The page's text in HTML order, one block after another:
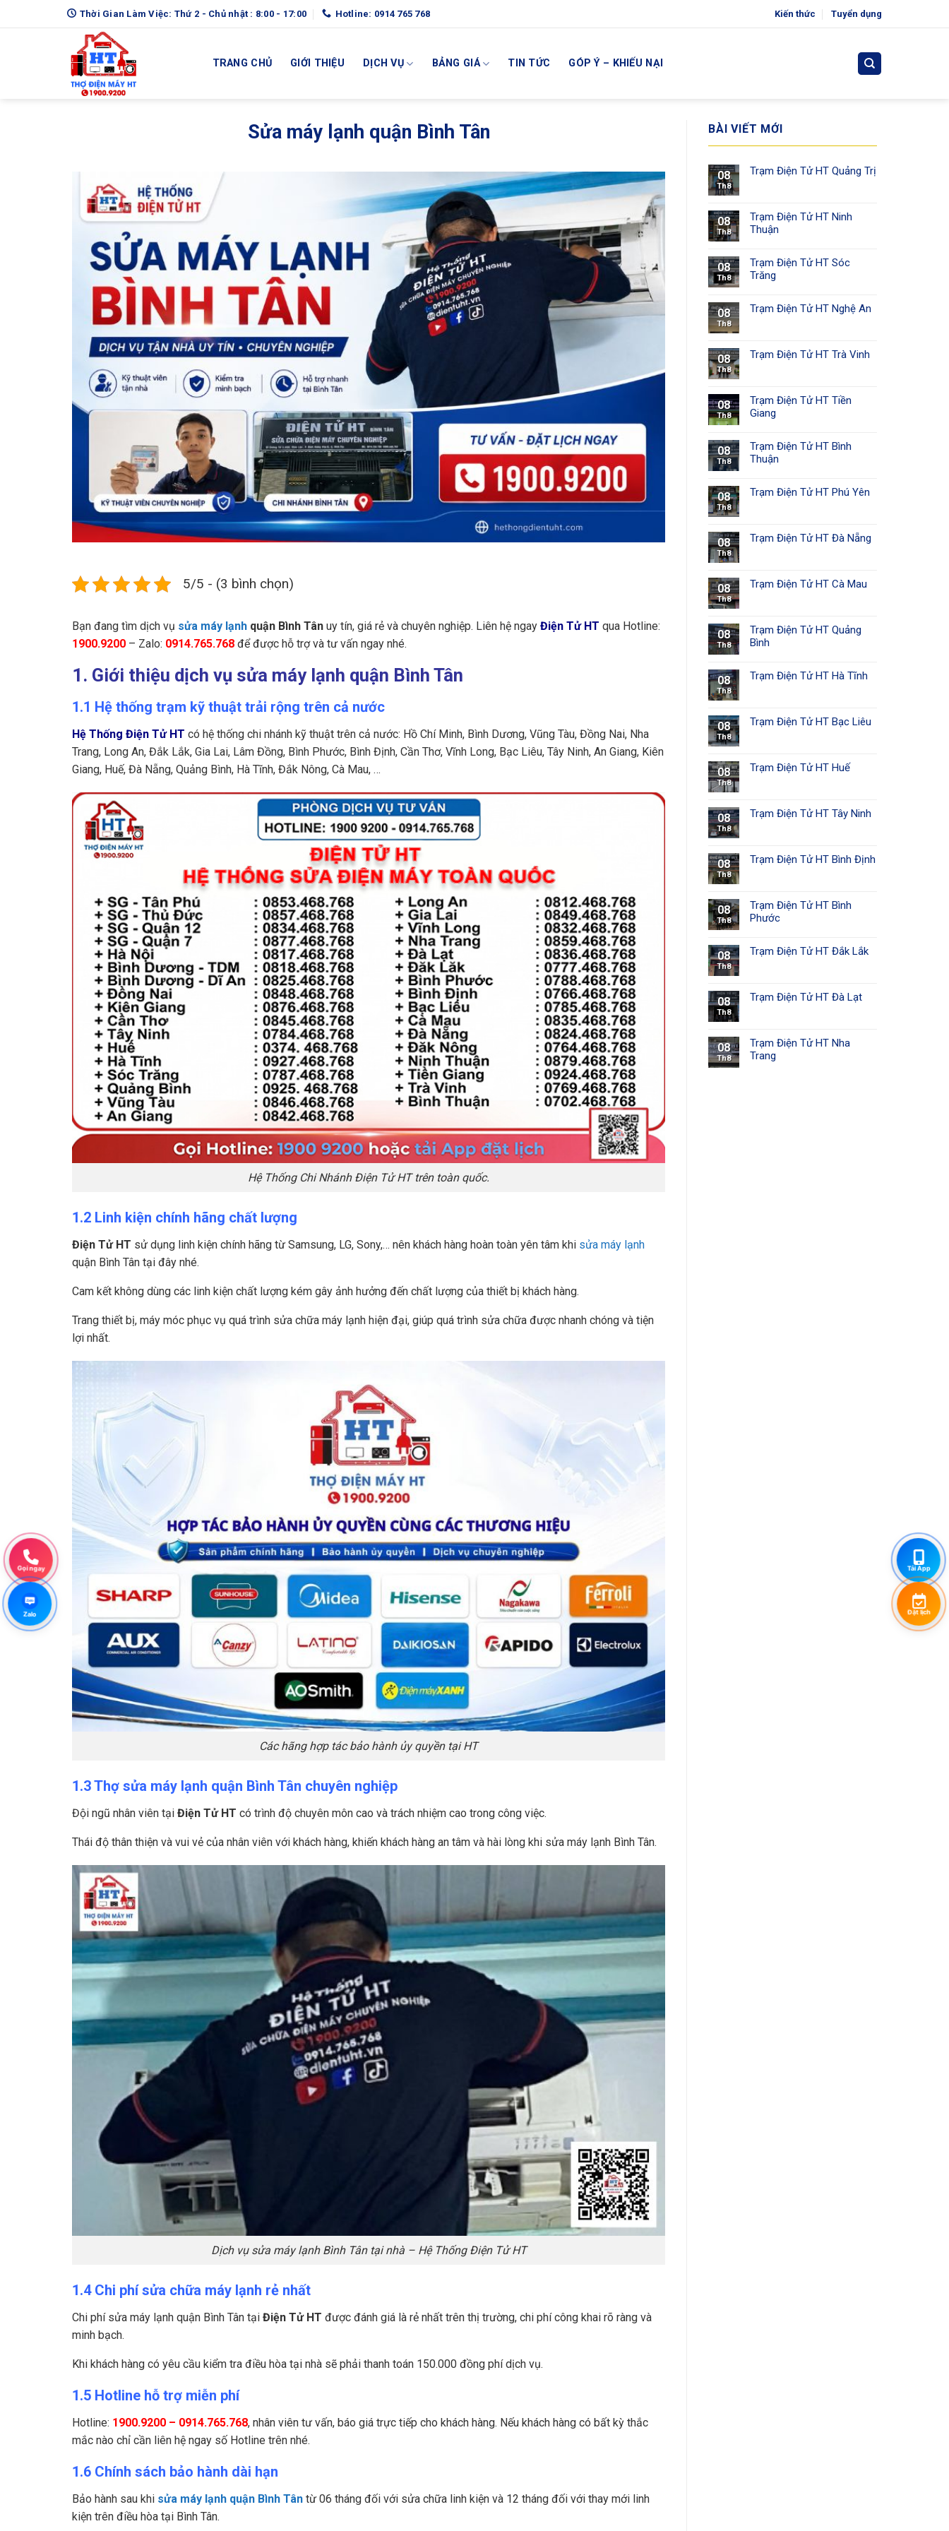
to
Thời Gian Làm Việc: Thứ 2 - Chủ nhật : 8:00 - 17:00 Hotline: 0914 765 768 Kiến thức Tuyển dụng
TRANG CHỦ GIỚI THIỆU DỊCH VỤ BẢNG GIÁ TIN TỨC GÓP Ý – KHIẾU NẠI
Sửa máy lạnh quận Bình Tân
5/5 - (3 bình chọn)
Bạn đang tìm dịch vụ sửa máy lạnh quận Bình Tân uy tín, giá rẻ và chuyên nghiệp. Liên hệ ngay Điện Tử HT qua Hotline:
1900.9200 – Zalo: 0914.765.768 để được hỗ trợ và tư vấn ngay nhé.
1. Giới thiệu dịch vụ sửa máy lạnh quận Bình Tân
1.1 Hệ thống trạm kỹ thuật trải rộng trên cả nước
Hệ Thống Điện Tử HT có hệ thống chi nhánh kỹ thuật trên cả nước: Hồ Chí Minh, Bình Dương, Vũng Tàu, Đồng Nai, Nha
Trang, Long An, Đắk Lắk, Gia Lai, Lâm Đồng, Bình Phước, Bình Định, Cần Thơ, Vĩnh Long, Bạc Liêu, Tây Ninh, An Giang, Kiên
Giang, Huế, Đà Nẵng, Quảng Bình, Hà Tĩnh, Đắk Nông, Cà Mau, …
Hệ Thống Chi Nhánh Điện Tử HT trên toàn quốc.
1.2 Linh kiện chính hãng chất lượng
Điện Tử HT sử dụng linh kiện chính hãng từ Samsung, LG, Sony,… nên khách hàng hoàn toàn yên tâm khi sửa máy lạnh
quận Bình Tân tại đây nhé.
Cam kết không dùng các linh kiện chất lượng kém gây ảnh hưởng đến chất lượng của thiết bị khách hàng.
Trang thiết bị, máy móc phục vụ quá trình sửa chữa máy lạnh hiện đại, giúp quá trình sửa chữa được nhanh chóng và tiện
lợi nhất.
Các hãng hợp tác bảo hành ủy quyền tại HT
1.3 Thợ sửa máy lạnh quận Bình Tân chuyên nghiệp
Đội ngũ nhân viên tại Điện Tử HT có trình độ chuyên môn cao và trách nhiệm cao trong công việc.
Thái độ thân thiện và vui vẻ của nhân viên với khách hàng, khiến khách hàng an tâm và hài lòng khi sửa máy lạnh Bình Tân.
Dịch vụ sửa máy lạnh Bình Tân tại nhà – Hệ Thống Điện Tử HT
1.4 Chi phí sửa chữa máy lạnh rẻ nhất
Chi phí sửa máy lạnh quận Bình Tân tại Điện Tử HT được đánh giá là rẻ nhất trên thị trường, chi phí công khai rõ ràng và
minh bạch.
Khi khách hàng có yêu cầu kiểm tra điều hòa tại nhà sẽ phải thanh toán 150.000 đồng phí dịch vụ.
1.5 Hotline hỗ trợ miễn phí
Hotline: 1900.9200 – 0914.765.768, nhân viên tư vấn, báo giá trực tiếp cho khách hàng. Nếu khách hàng có bất kỳ thắc
mắc nào chỉ cần liên hệ ngay số Hotline trên nhé.
1.6 Chính sách bảo hành dài hạn
Bảo hành sau khi sửa máy lạnh quận Bình Tân từ 06 tháng đối với sửa chữa linh kiện và 12 tháng đối với thay mới linh
kiện trên điều hòa tại Bình Tân.
BÀI VIẾT MỚI
08
Th8
Trạm Điện Tử HT Quảng Trị
08
Th8
Trạm Điện Tử HT Ninh
Thuận
08
Th8
Trạm Điện Tử HT Sóc
Trăng
08
Th8
Trạm Điện Tử HT Nghệ An
08
Th8
Trạm Điện Tử HT Trà Vinh
08
Th8
Trạm Điện Tử HT Tiền
Giang
08
Th8
Trạm Điện Tử HT Bình
Thuận
08
Th8
Trạm Điện Tử HT Phú Yên
08
Th8
Trạm Điện Tử HT Đà Nẵng
08
Th8
Trạm Điện Tử HT Cà Mau
08
Th8
Trạm Điện Tử HT Quảng
Bình
08
Th8
Trạm Điện Tử HT Hà Tĩnh
08
Th8
Trạm Điện Tử HT Bạc Liêu
08
Th8
Trạm Điện Tử HT Huế
08
Th8
Trạm Điện Tử HT Tây Ninh
08
Th8
Trạm Điện Tử HT Bình Định
08
Th8
Trạm Điện Tử HT Bình
Phước
08
Th8
Trạm Điện Tử HT Đắk Lắk
08
Th8
Trạm Điện Tử HT Đà Lạt
08
Th8
Trạm Điện Tử HT Nha
Trang
Gọi ngay
Zalo
Zalo
Tải App
Đặt lịch